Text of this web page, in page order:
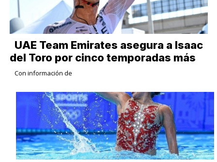
UAE Team Emirates asegura a Isaac
del Toro por cinco temporadas más
Con información de